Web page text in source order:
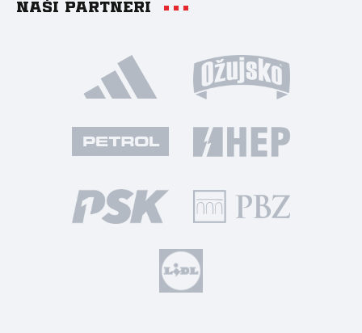
Naši partneri